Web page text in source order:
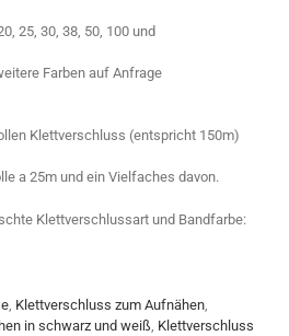
25, 30, 38, 50, 100 und
Farben auf Anfrage
Klettverschluss (entspricht 150m)
a 25m und ein Vielfaches davon.
Klettverschlussart und Bandfarbe:
Klettverschluss zum Aufnähen
in schwarz und weiß Klettverschluss